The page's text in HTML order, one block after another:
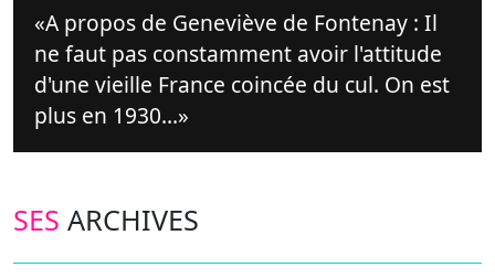
A propos de Geneviève de Fontenay : Il
ne faut pas constamment avoir l'attitude
d'une vieille France coincée du cul. On est
plus en 1930...
SES ARCHIVES